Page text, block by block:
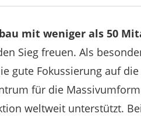
mit weniger als 50
Sieg freuen. Als
gute Fokussierung auf
für die
weltweit unterstützt.